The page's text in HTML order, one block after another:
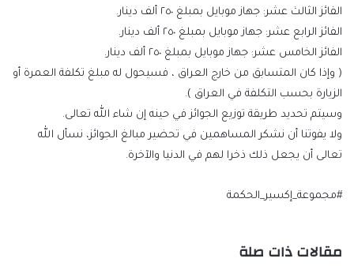
الفائز الثالث عشر: جهاز موبايل بمبلغ ٢٥٠ ألف دينار.
الفائز الرابع عشر: جهاز موبايل بمبلغ ٢٥٠ ألف دينار.
الفائز الخامس عشر: جهاز موبايل بمبلغ ٢٥٠ ألف دينار.
( وإذا كان المتسابق من خارج العراق ، فسيحول له مبلغ تكلفة العمرة أو
الزيارة بحسب التكلفة في العراق ).
وسيتم تحديد طريقة توزيع الجوائز في حينه إن شاء الله تعالى.
ولا يفوتنا أن نشكر المساهمين في تحضير مبالغ الجوائز، نسأل الله
تعالى أن يجعل ذلك ذخرا لهم في الدنيا والآخرة.
#مجموعة_إكسير_الحكمة
مقالات ذات صلة